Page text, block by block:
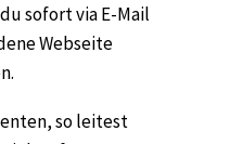
sofort via E-Mail
Webseite
so leitest